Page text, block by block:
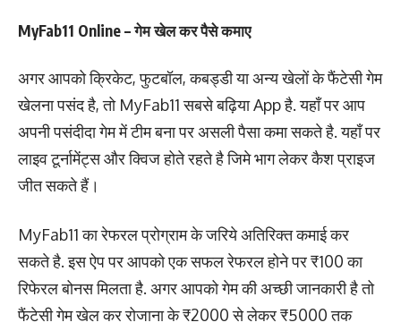
MyFab11 Online – गेम खेल कर पैसे कमाए
अगर आपको क्रिकेट, फुटबॉल, कबड्डी या अन्य खेलों के फैंटेसी गेम
खेलना पसंद है, तो MyFab11 सबसे बढ़िया App है. यहाँ पर आप
अपनी पसंदीदा गेम में टीम बना पर असली पैसा कमा सकते है. यहाँ पर
लाइव टूर्नामेंट्स और क्विज होते रहते है जिमे भाग लेकर कैश प्राइज
जीत सकते हैं।
MyFab11 का रेफरल प्रोग्राम के जरिये अतिरिक्त कमाई कर
सकते है. इस ऐप पर आपको एक सफल रेफरल होने पर ₹100 का
रिफेरल बोनस मिलता है. अगर आपको गेम की अच्छी जानकारी है तो
फैंटेसी गेम खेल कर रोजाना के ₹2000 से लेकर ₹5000 तक